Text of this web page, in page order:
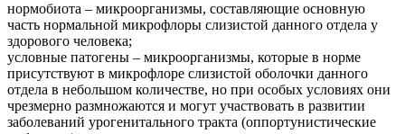
нормобиота – микроорганизмы, составляющие основную
часть нормальной микрофлоры слизистой данного отдела у
здорового человека;
условные патогены – микроорганизмы, которые в норме
присутствуют в микрофлоре слизистой оболочки данного
отдела в небольшом количестве, но при особых условиях они
чрезмерно размножаются и могут участвовать в развитии
заболеваний урогенитального тракта (оппортунистические